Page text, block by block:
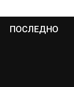
ПОСЛЕДНО